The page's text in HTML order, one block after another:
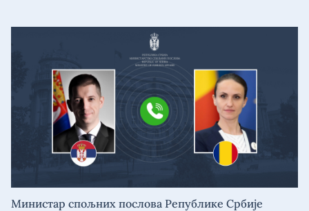
Министар спољних послова Републике Србије